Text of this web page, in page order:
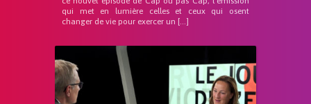
qui met en lumière celles et ceux qui osent
changer de vie pour exercer un […]